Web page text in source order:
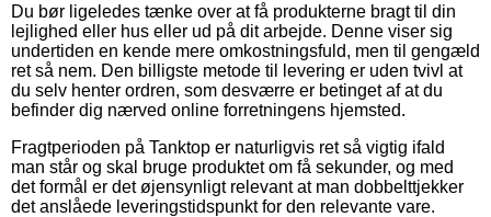
Du bør ligeledes tænke over at få produkterne bragt til din
lejlighed eller hus eller ud på dit arbejde. Denne viser sig
undertiden en kende mere omkostningsfuld, men til gengæld
ret så nem. Den billigste metode til levering er uden tvivl at
du selv henter ordren, som desværre er betinget af at du
befinder dig nærved online forretningens hjemsted.
Fragtperioden på Tanktop er naturligvis ret så vigtig ifald
man står og skal bruge produktet om få sekunder, og med
det formål er det øjensynligt relevant at man dobbelttjekker
det anslåede leveringstidspunkt for den relevante vare.